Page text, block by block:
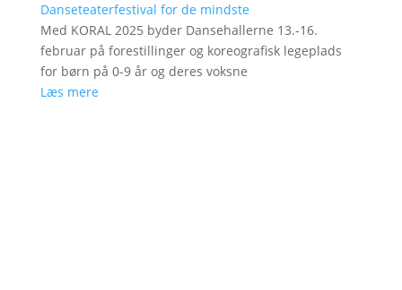
Danseteaterfestival for de mindste
Med KORAL 2025 byder Dansehallerne 13.-16.
februar på forestillinger og koreografisk legeplads
for børn på 0-9 år og deres voksne
Læs mere